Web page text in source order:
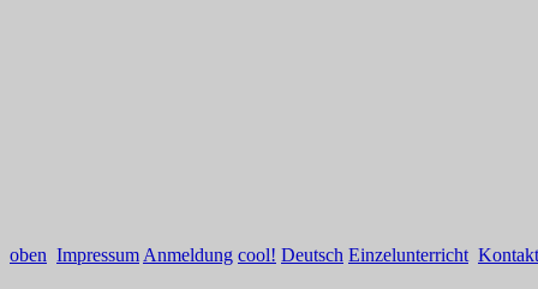
oben Impressum Anmeldung cool! Deutsch Einzelunterricht Kontakt